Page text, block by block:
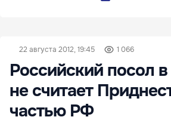
22 августа 2012, 19:45 1 066
Российский посол
не считает
частью РФ